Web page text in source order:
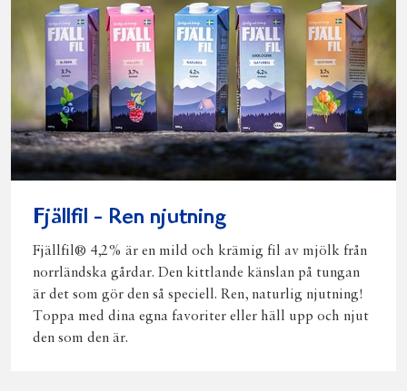
Fjällfil - Ren njutning
Fjällfil® 4,2% är en mild och krämig fil av mjölk från
norrländska gårdar. Den kittlande känslan på tungan
är det som gör den så speciell. Ren, naturlig njutning!
Toppa med dina egna favoriter eller häll upp och njut
den som den är.